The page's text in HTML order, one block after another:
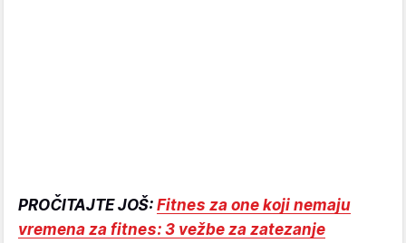
PROČITAJTE JOŠ: Fitnes za one koji nemaju
vremena za fitnes: 3 vežbe za zatezanje